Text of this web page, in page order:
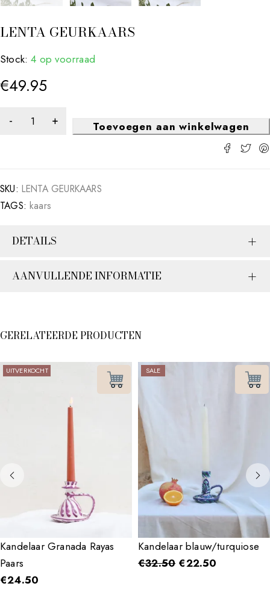
LENTA GEURKAARS
Stock: 4 op voorraad
€49.95
Toevoegen aan winkelwagen
SKU: LENTA GEURKAARS
TAGS: kaars
DETAILS
AANVULLENDE INFORMATIE
GERELATEERDE PRODUCTEN
UITVERKOCHT
Kandelaar Granada Rayas
Paars
€24.50
SALE
Kandelaar blauw/turquiose
€32.50 €22.50